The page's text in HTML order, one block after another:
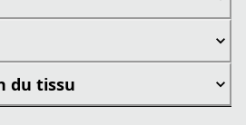
du tissu